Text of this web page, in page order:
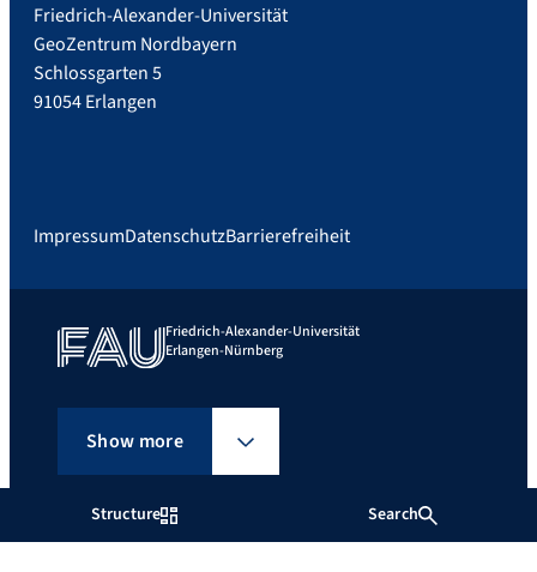
Structure Search
Friedrich-Alexander-Universität
GeoZentrum Nordbayern
Schlossgarten 5
91054 Erlangen
ImpressumDatenschutzBarrierefreiheit
Friedrich-Alexander-Universität
Erlangen-Nürnberg
Show more